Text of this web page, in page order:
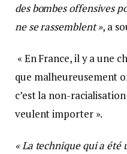
des bombes offensives
ne se rassemblent », a
« En France, il y a une
que malheureusement
c’est la non-
veulent importer ».
« La technique qui a